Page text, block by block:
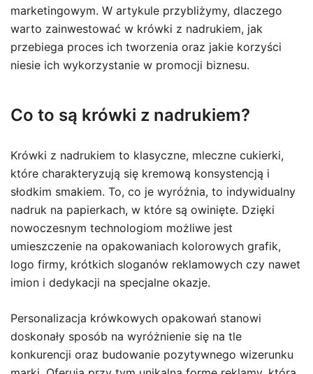
marketingowym. W artykule przybliżymy, dlaczego
warto zainwestować w krówki z nadrukiem, jak
przebiega proces ich tworzenia oraz jakie korzyści
niesie ich wykorzystanie w promocji biznesu.
Co to są krówki z nadrukiem?
Krówki z nadrukiem to klasyczne, mleczne cukierki,
które charakteryzują się kremową konsystencją i
słodkim smakiem. To, co je wyróżnia, to indywidualny
nadruk na papierkach, w które są owinięte. Dzięki
nowoczesnym technologiom możliwe jest
umieszczenie na opakowaniach kolorowych grafik,
logo firmy, krótkich sloganów reklamowych czy nawet
imion i dedykacji na specjalne okazje.
Personalizacja krówkowych opakowań stanowi
doskonały sposób na wyróżnienie się na tle
konkurencji oraz budowanie pozytywnego wizerunku